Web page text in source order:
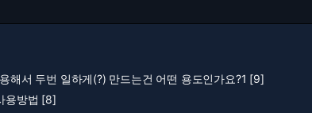
해서 두번 일하게(?) 만드는건 어떤 용도인가요?1 [9]
용방법 [8]